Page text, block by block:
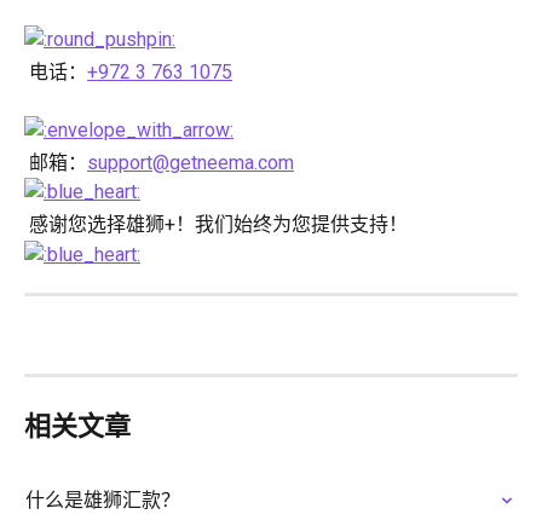
电话： +972 3 763 1075
邮箱： support@getneema.com
感谢您选择雄狮+！我们始终为您提供支持！
相关文章
什么是雄狮汇款？